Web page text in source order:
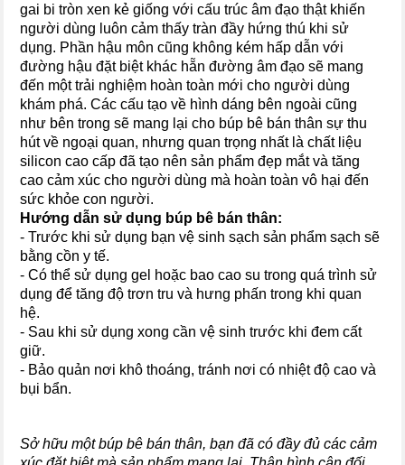
gai bi tròn xen kẻ giống với cấu trúc âm đạo thật khiến
người dùng luôn cảm thấy tràn đầy hứng thú khi sử
dụng. Phần hậu môn cũng không kém hấp dẫn với
đường hậu đặt biệt khác hẵn đường âm đạo sẽ mang
đến một trải nghiệm hoàn toàn mới cho người dùng
khám phá. Các cấu tạo về hình dáng bên ngoài cũng
như bên trong sẽ mang lại cho búp bê bán thân sự thu
hút về ngoại quan, nhưng quan trọng nhất là chất liệu
silicon cao cấp đã tạo nên sản phẩm đẹp mắt và tăng
cao cảm xúc cho người dùng mà hoàn toàn vô hại đến
sức khỏe con người.
Hướng dẫn sử dụng búp bê bán thân:
- Trước khi sử dụng bạn vệ sinh sạch sản phẩm sạch sẽ
bằng cồn y tế.
- Có thể sử dụng gel hoặc bao cao su trong quá trình sử
dụng để tăng độ trơn tru và hưng phấn trong khi quan
hệ.
- Sau khi sử dụng xong cần vệ sinh trước khi đem cất
giữ.
- Bảo quản nơi khô thoáng, tránh nơi có nhiệt độ cao và
bụi bẩn.
Sở hữu một búp bê bán thân, bạn đã có đầy đủ các cảm